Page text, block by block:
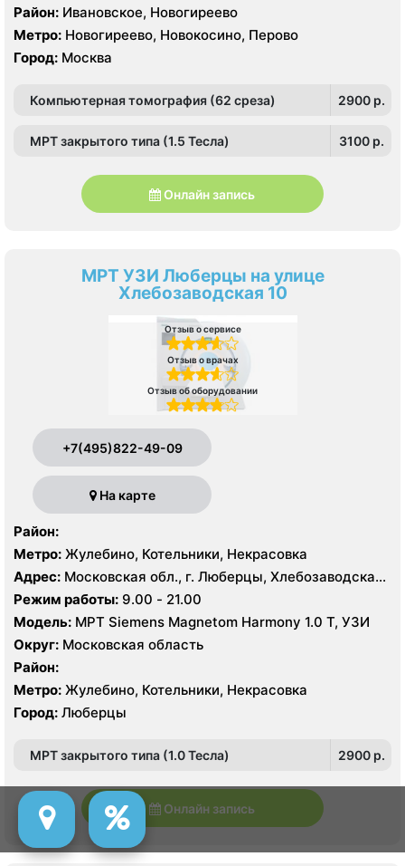
Район: Ивановское, Новогиреево
Метро: Новогиреево, Новокосино, Перово
Город: Москва
Компьютерная томография (62 среза) 2900 p.
МРТ закрытого типа (1.5 Тесла) 3100 p.
Онлайн запись
МРТ УЗИ Люберцы на улице
Хлебозаводская 10
Отзыв о сервисе
Отзыв о врачах
Отзыв об оборудовании
+7(495)822-49-09
На карте
Район:
Метро: Жулебино, Котельники, Некрасовка
Адрес: Московская обл., г. Люберцы, Хлебозаводская
ул. 10
Режим работы: 9.00 - 21.00
Модель: МРТ Siemens Magnetom Harmony 1.0 Т, УЗИ
Округ: Московская область
Район:
Метро: Жулебино, Котельники, Некрасовка
Город: Люберцы
МРТ закрытого типа (1.0 Тесла) 2900 p.
Онлайн запись